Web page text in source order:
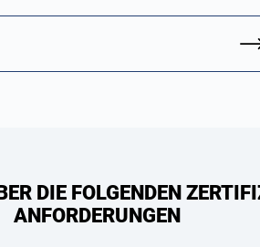
DIE FOLGENDEN
ANFORDERUNGEN